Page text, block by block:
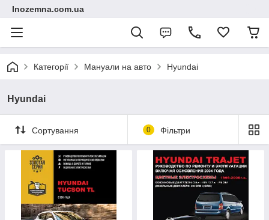
Inozemna.com.ua
Категорії Мануали на авто Hyundai
Hyundai
Сортування 0 Фільтри